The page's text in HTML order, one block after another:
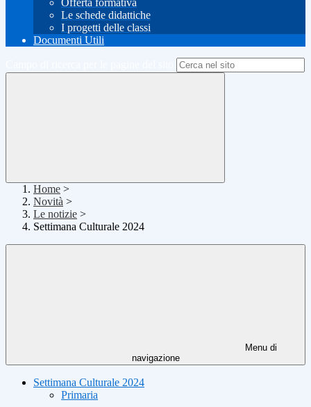
Offerta formativa
Le schede didattiche
I progetti delle classi
Documenti Utili
Home >
Novità >
Le notizie >
Settimana Culturale 2024
Menu di
navigazione
Settimana Culturale 2024
Primaria